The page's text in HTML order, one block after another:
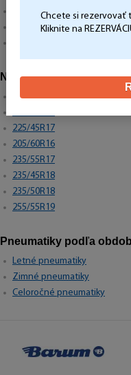
Michelin
Najpredávanejšie
195/65R15
225/45R17
205/60R16
235/55R17
235/45R18
235/50R18
255/55R19
Pneumatiky podľa
Letné pneumatiky
Zimné pneumatiky
Celoročné pneumatiky
Chcete si rezervovať
Kliknite na